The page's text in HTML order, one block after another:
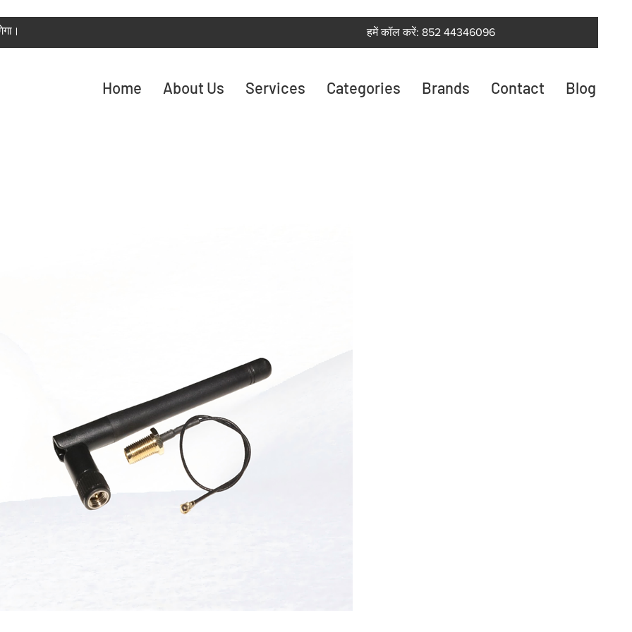
हमें कॉल करें: 852 44346096
Home About Us Services Categories Brands Contact Blog